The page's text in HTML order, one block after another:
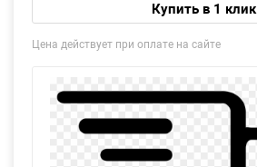
Купить в 1 клик
Цена действует при оплате на сайте